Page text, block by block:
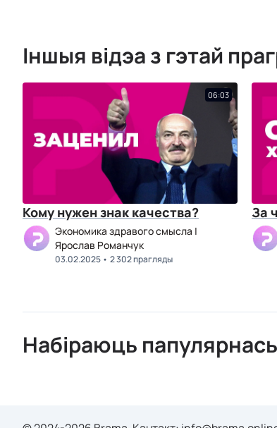
Іншыя відэа з гэтай
06:03
Кому нужен знак качества?
Экономика здравого смысла |
Ярослав Романчук
03.02.2025 2 302 прагляды
За
Набіраюць